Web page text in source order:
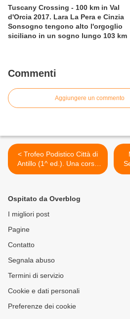
Tuscany Crossing - 100 km in Val
d'Orcia 2017. Lara La Pera e Cinzia
Sonsogno tengono alto l'orgoglio
siciliano in un sogno lungo 103 km
Commenti
Aggiungere un commento
< Trofeo Podistico Città di
Antillo (1^ ed.). Una corsa
su strada estiva, al culmine
per tutte le età
Ospitato da Overblog
I migliori post
Pagine
Contatto
Segnala abuso
Termini di servizio
Cookie e dati personali
Preferenze dei cookie